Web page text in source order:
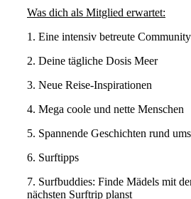
Was dich als Mitglied erwartet:
1. Eine intensiv betreute Community
2. Deine tägliche Dosis Meer
3. Neue Reise-Inspirationen
4. Mega coole und nette Menschen
5. Spannende Geschichten rund
6. Surftipps
7. Surfbuddies: Finde Mädels mit
nächsten Surftrip planst